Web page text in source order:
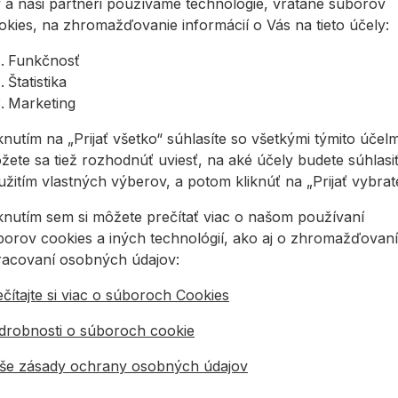
sklade Na sklade Nie
tesniaca páska Gerband 386
tesniaca
Gerband 386
páska na
a opravovanie
fólií. Páska je
zo špeciálneho
1,03 €
Tesniaca fólia
Bituplast AW
Samolepiaca
hydroizolačná
bitúmenová tesniaca
fólia laminovaná
ochrannou HDPE fóliou.
od1,50 €
a naši partneri používame technológie, vrátane súborov
na zhromažďovanie informácií o Vás na tieto účely:
Funkčnosť
Štatistika
Marketing
na „Prijať všetko“ súhlasíte so všetkými týmito
sa tiež rozhodnúť uviesť, na aké účely budete
vlastných výberov, a potom kliknúť na „Prijať
sem si môžete prečítať viac o našom používaní
cookies a iných technológií, ako aj o
osobných údajov:
si viac o súboroch Cookies
o súboroch cookie
zásady ochrany osobných údajov